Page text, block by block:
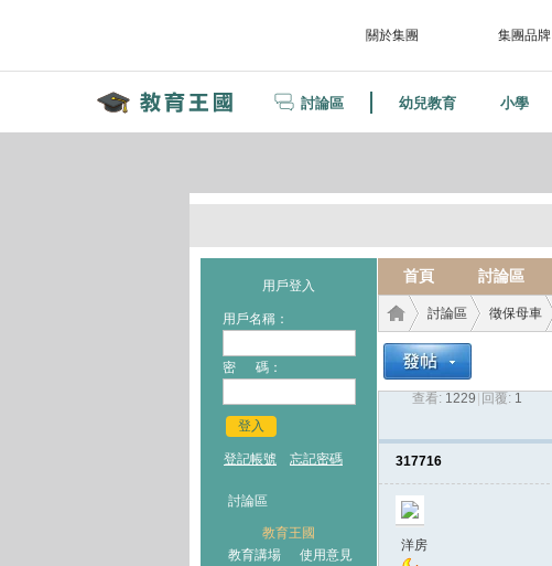
關於集團 集團品牌
討論區 幼兒教育 小學
用戶登入
用戶名稱：
密 碼：
登入
登記帳號 忘記密碼
討論區
教育王國
教育講場
使用意見
首頁 討論區
討論區
›
徵保母車
查看: 1229 回覆: 1
317716
洋房